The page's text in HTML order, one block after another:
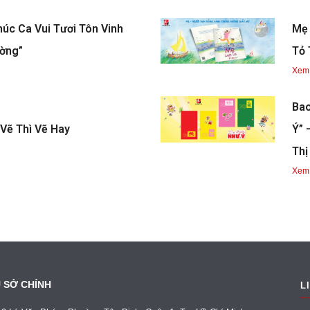
Ca Vui Tươi Tôn Vinh
Tỏ
Thì Vẽ Hay
Ý”
Thị
SỞ CHÍNH